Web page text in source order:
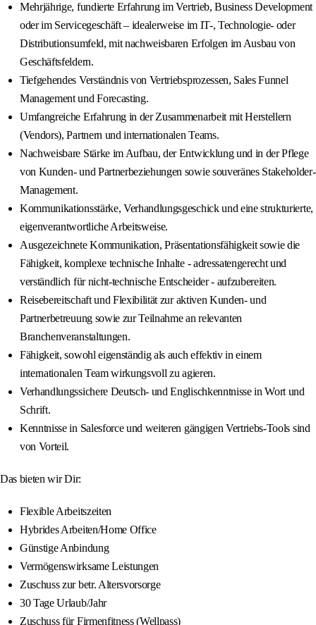
Mehrjährige, fundierte Erfahrung im Vertrieb, Business Development
oder im Servicegeschäft – idealerweise im IT-, Technologie- oder
Distributionsumfeld, mit nachweisbaren Erfolgen im Ausbau von
Geschäftsfeldern.
Tiefgehendes Verständnis von Vertriebsprozessen, Sales Funnel
Management und Forecasting.
Umfangreiche Erfahrung in der Zusammenarbeit mit Herstellern
(Vendors), Partnern und internationalen Teams.
Nachweisbare Stärke im Aufbau, der Entwicklung und in der Pflege
von Kunden- und Partnerbeziehungen sowie souveränes Stakeholder-
Management.
Kommunikationsstärke, Verhandlungsgeschick und eine strukturierte,
eigenverantwortliche Arbeitsweise.
Ausgezeichnete Kommunikation, Präsentationsfähigkeit sowie die
Fähigkeit, komplexe technische Inhalte - adressatengerecht und
verständlich für nicht-technische Entscheider - aufzubereiten.
Reisebereitschaft und Flexibilität zur aktiven Kunden- und
Partnerbetreuung sowie zur Teilnahme an relevanten
Branchenveranstaltungen.
Fähigkeit, sowohl eigenständig als auch effektiv in einem
internationalen Team wirkungsvoll zu agieren.
Verhandlungssichere Deutsch- und Englischkenntnisse in Wort und
Schrift.
Kenntnisse in Salesforce und weiteren gängigen Vertriebs-Tools sind
von Vorteil.
Das bieten wir Dir:
Flexible Arbeitszeiten
Hybrides Arbeiten/Home Office
Günstige Anbindung
Vermögenswirksame Leistungen
Zuschuss zur betr. Altersvorsorge
30 Tage Urlaub/Jahr
Zuschuss für Firmenfitness (Wellpass)